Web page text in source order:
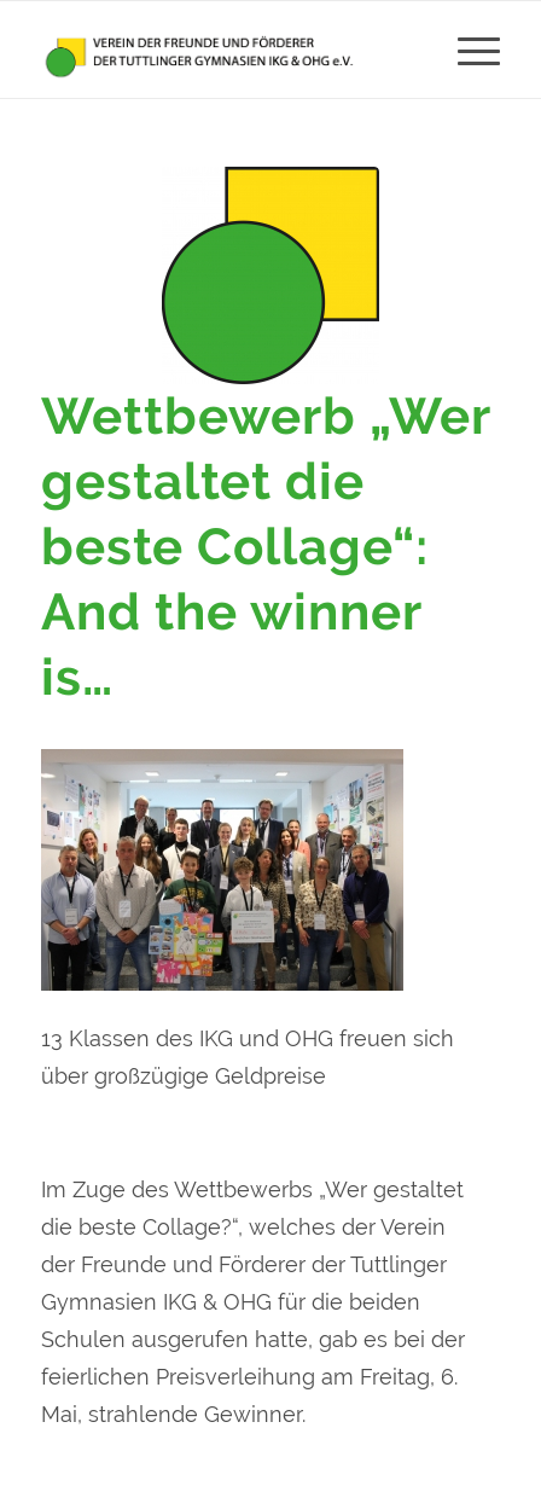
Wettbewerb „Wer
gestaltet die
beste Collage“:
And the winner
is…
13 Klassen des IKG und OHG freuen sich
über großzügige Geldpreise
Im Zuge des Wettbewerbs „Wer gestaltet
die beste Collage?“, welches der Verein
der Freunde und Förderer der Tuttlinger
Gymnasien IKG & OHG für die beiden
Schulen ausgerufen hatte, gab es bei der
feierlichen Preisverleihung am Freitag, 6.
Mai, strahlende Gewinner.